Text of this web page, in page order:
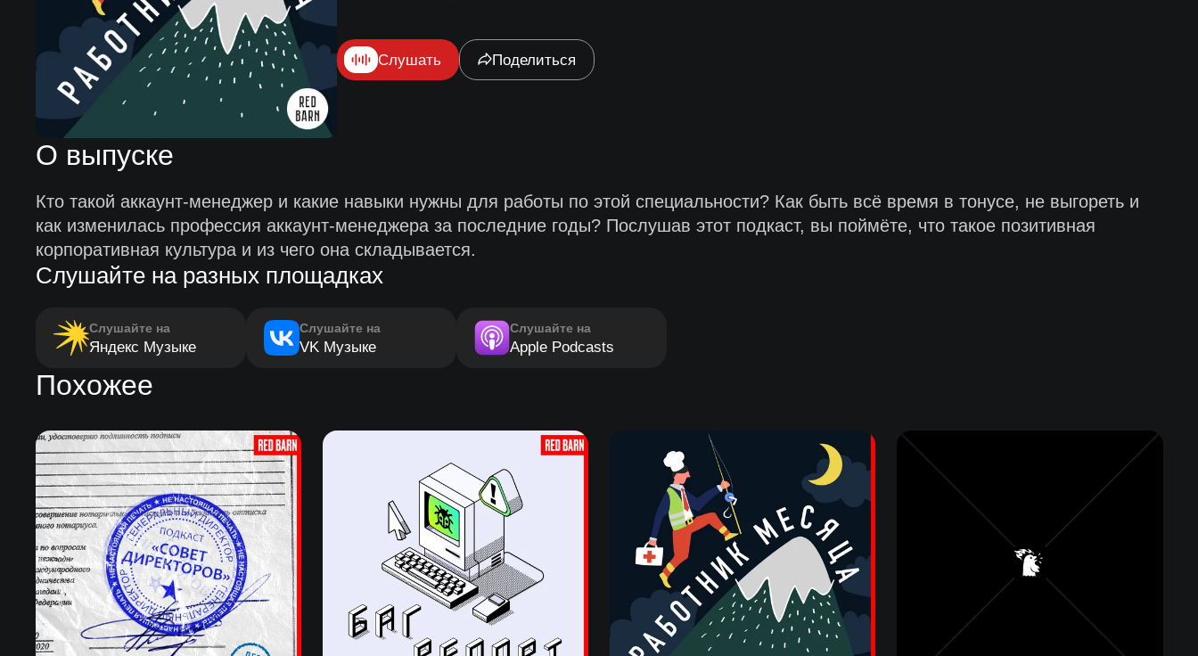
Слушать Поделиться
О выпуске
Кто такой аккаунт-менеджер и какие навыки нужны для работы по этой специальности? Как быть всё время в тонусе, не выгореть и
как изменилась профессия аккаунт-менеджера за последние годы? Послушав этот подкаст, вы поймёте, что такое позитивная
корпоративная культура и из чего она складывается.
Слушайте на разных площадках
Слушайте на
Яндекс Музыке
Слушайте на
VK Музыке
Слушайте на
Apple Podcasts
Похожее